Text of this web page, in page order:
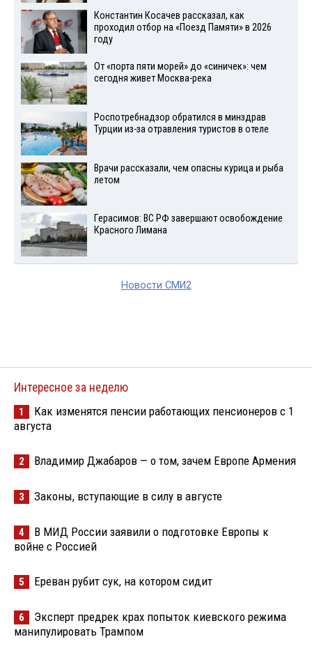
Константин Косачев рассказал, как
проходил отбор на «Поезд Памяти» в 2026
году
От «порта пяти морей» до «синичек»: чем
сегодня живет Москва-река
Роспотребнадзор обратился в минздрав
Турции из-за отравления туристов в отеле
Врачи рассказали, чем опасны курица и рыба
летом
Герасимов: ВС РФ завершают освобождение
Красного Лимана
Новости СМИ2
Интересное за неделю
1
Как изменятся пенсии работающих пенсионеров с 1
августа
2 Владимир Джабаров — о том, зачем Европе Армения
3 Законы, вступающие в силу в августе
4
В МИД России заявили о подготовке Европы к
войне с Россией
5 Ереван рубит сук, на котором сидит
6
Эксперт предрек крах попыток киевского режима
манипулировать Трампом